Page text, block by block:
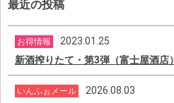
最近の投稿
お得情報
2023.01.25
新酒搾りたて・第3弾（富士屋酒店）
いんふぉメール
2026.08.03